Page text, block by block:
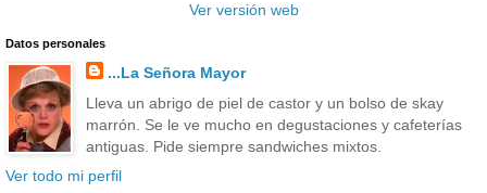
Ver versión web
Datos personales
...La Señora Mayor
Lleva un abrigo de piel de castor y un bolso de skay
marrón. Se le ve mucho en degustaciones y cafeterías
antiguas. Pide siempre sandwiches mixtos.
Ver todo mi perfil